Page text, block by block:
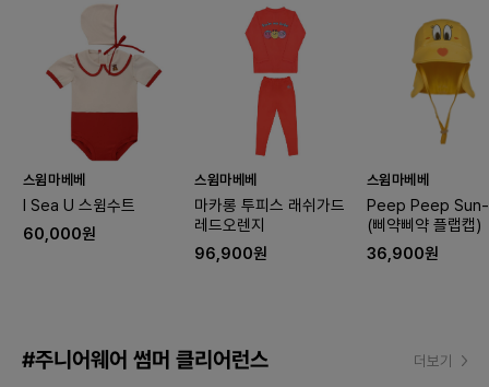
스윔마베베
I Sea U 스윔수트
60,000원
스윔마베베
마카롱 투피스 래쉬가드
레드오렌지
96,900원
스윔마베베
Peep Peep
(삐약삐약 플랩캡)
36,900원
#주니어웨어 썸머 클리어런스 더보기